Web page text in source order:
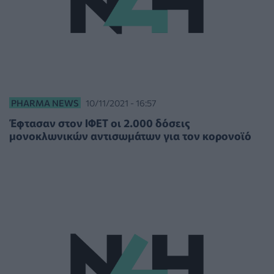
PHARMA NEWS 10/11/2021 - 16:57
Έφτασαν στον ΙΦΕΤ οι 2.000 δόσεις
μονοκλωνικών αντισωμάτων για τον κορoνοϊό